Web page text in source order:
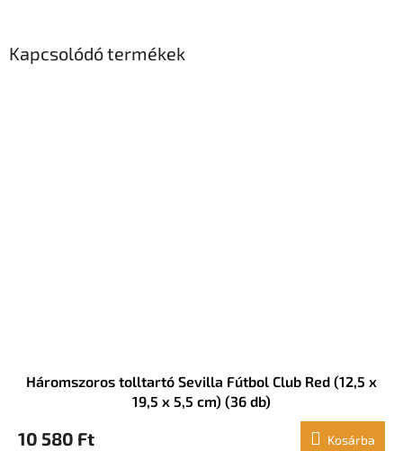
Kapcsolódó termékek
Háromszoros tolltartó Sevilla Fútbol Club Red (12,5 x
19,5 x 5,5 cm) (36 db)
10 580 Ft Kosárba